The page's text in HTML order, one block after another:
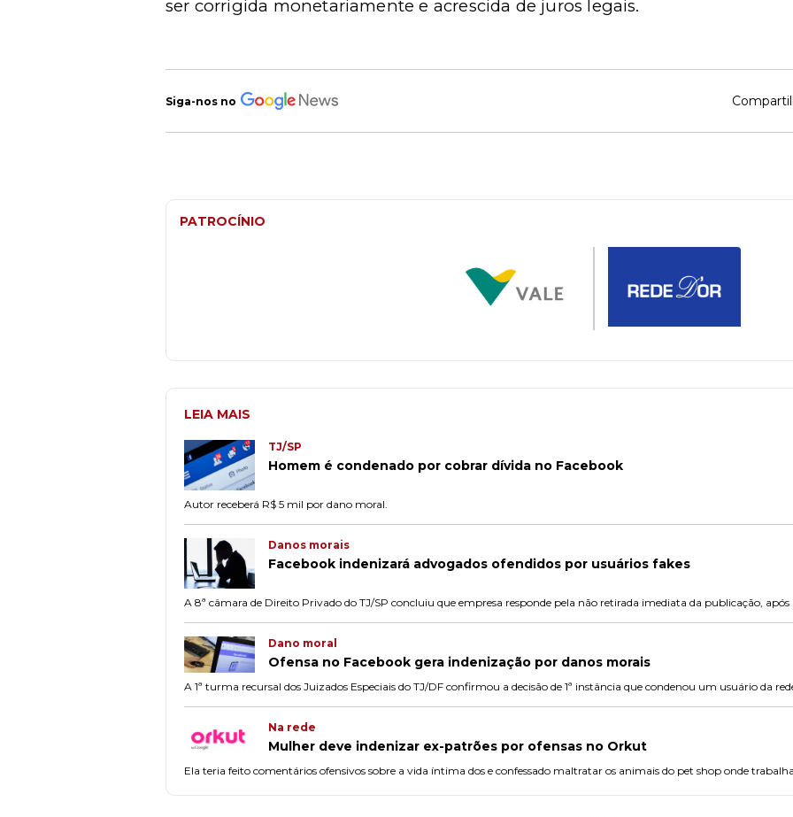
ser corrigida monetariamente e acrescida de juros legais.
Siga-nos no
PATROCÍNIO
LEIA MAIS
TJ/SP
Homem é condenado por cobrar dívida no Facebook
Autor receberá R$ 5 mil por dano moral.
Danos morais
Facebook indenizará advogados ofendidos por usuários fakes
A 8ª câmara de Direito Privado do TJ/SP concluiu que empresa responde pela não retirada imediata da publicação,
Dano moral
Ofensa no Facebook gera indenização por danos morais
A 1ª turma recursal dos Juizados Especiais do TJ/DF confirmou a decisão de 1ª instância que condenou um usuário da
Na rede
Mulher deve indenizar ex-patrões por ofensas no Orkut
Ela teria feito comentários ofensivos sobre a vida íntima dos e confessado maltratar os animais do pet shop onde